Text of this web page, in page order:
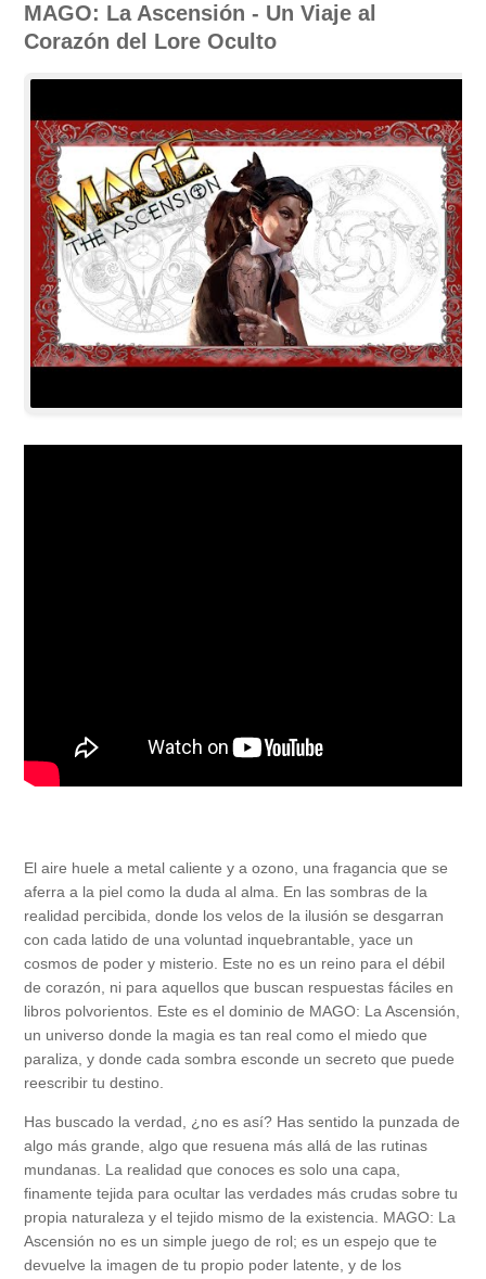
MAGO: La Ascensión - Un Viaje al
Corazón del Lore Oculto
El aire huele a metal caliente y a ozono, una fragancia que se
aferra a la piel como la duda al alma. En las sombras de la
realidad percibida, donde los velos de la ilusión se desgarran
con cada latido de una voluntad inquebrantable, yace un
cosmos de poder y misterio. Este no es un reino para el débil
de corazón, ni para aquellos que buscan respuestas fáciles en
libros polvorientos. Este es el dominio de MAGO: La Ascensión,
un universo donde la magia es tan real como el miedo que
paraliza, y donde cada sombra esconde un secreto que puede
reescribir tu destino.
Has buscado la verdad, ¿no es así? Has sentido la punzada de
algo más grande, algo que resuena más allá de las rutinas
mundanas. La realidad que conoces es solo una capa,
finamente tejida para ocultar las verdades más crudas sobre tu
propia naturaleza y el tejido mismo de la existencia. MAGO: La
Ascensión no es un simple juego de rol; es un espejo que te
devuelve la imagen de tu propio poder latente, y de los